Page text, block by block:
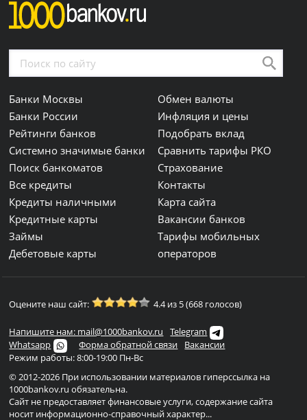
Банки Москвы
Банки России
Рейтинги банков
Системно значимые банки
Поиск банкоматов
Все кредиты
Кредиты наличными
Кредитные карты
Займы
Дебетовые карты
Обмен валюты
Инфляция и цены
Подобрать вклад
Сравнить тарифы РКО
Страхование
Контакты
Карта сайта
Вакансии банков
Тарифы мобильных
операторов
Оцените наш сайт: 4.4 из 5 (668 голосов)
Напишите нам: mail@1000bankov.ru
Telegram
Whatsapp
Форма обратной связи
Вакансии
Режим работы: 8:00-19:00 Пн-Вс
© 2012-2026 При использовании материалов гиперссылка на
1000bankov.ru обязательна.
Сайт не предоставляет финансовые услуги, содержание сайта
носит информационно-справочный характер...